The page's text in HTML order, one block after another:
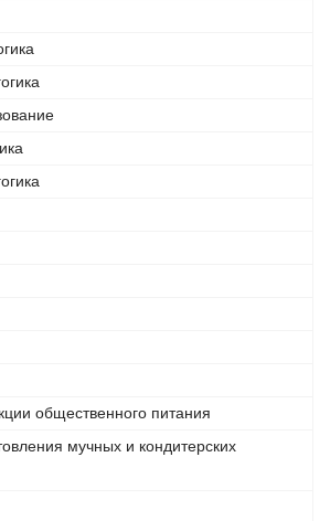
общественного питания
мучных и кондитерских